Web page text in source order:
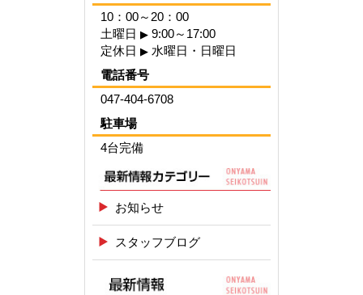
10：00～20：00
土曜日 ▶ 9:00～17:00
定休日 ▶ 水曜日・日曜日
電話番号
047-404-6708
駐車場
4台完備
お知らせ
スタッフブログ